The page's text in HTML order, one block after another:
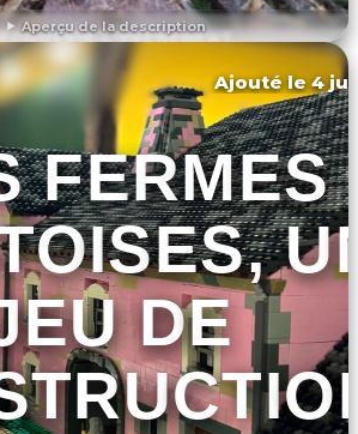
Aperçu de la description
L'ÉVÉNEMENT
Ajouté le 4
FERMES
DE